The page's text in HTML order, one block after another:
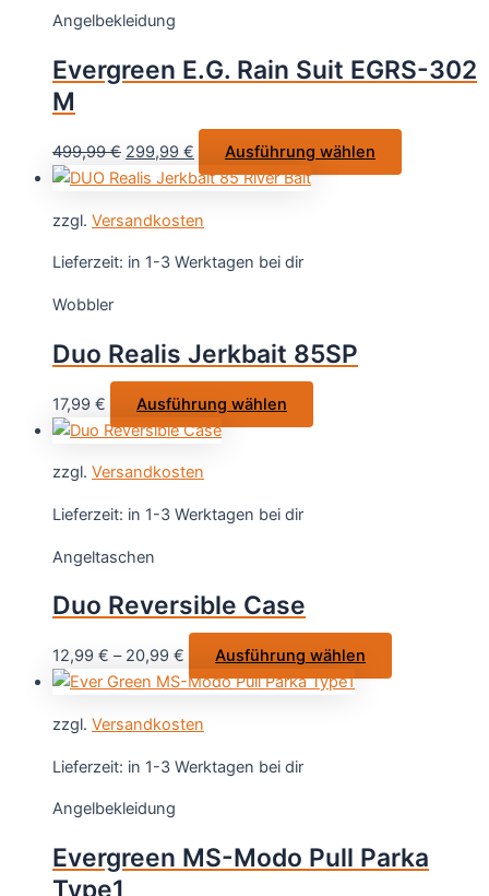
können
der
Angelbekleidung
Evergreen E.G. Rain Suit EGRS-302
M
499,99€ Ursprünglicher
Preis
499,99 €
299,99 € Aktueller
Preis
299,99 €.
Ausführung wählen
Produkt
zzgl. Versandkosten
Lieferzeit: in 1-3 Werktagen bei dir
Wobbler
Duo Realis Jerkbait 85SP
17,99 € Ausführung wählen
Produkt
auf
der
Produktseite
zzgl. Versandkosten
Lieferzeit: in 1-3 Werktagen bei dir
Angeltaschen
Duo Reversible Case
12,99 € – 20,99 € Ausführung wählen
Produkt
können
zzgl. Versandkosten
Lieferzeit: in 1-3 Werktagen bei dir
Angelbekleidung
Evergreen MS-Modo Pull Parka
Type1